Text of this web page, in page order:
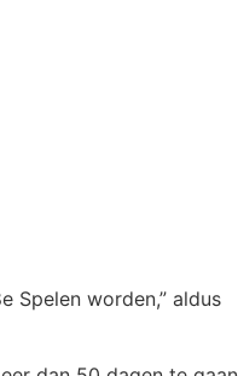
Spelen worden,” aldus